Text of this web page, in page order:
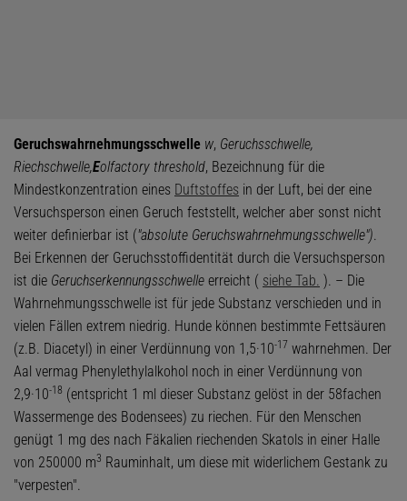
Geruchswahrnehmungsschwelle w, Geruchsschwelle,
Riechschwelle,Eolfactory threshold, Bezeichnung für die
Mindestkonzentration eines Duftstoffes in der Luft, bei der eine
Versuchsperson einen Geruch feststellt, welcher aber sonst nicht
weiter definierbar ist ("absolute Geruchswahrnehmungsschwelle").
Bei Erkennen der Geruchsstoffidentität durch die Versuchsperson
ist die Geruchserkennungsschwelle erreicht ( siehe Tab. ). – Die
Wahrnehmungsschwelle ist für jede Substanz verschieden und in
vielen Fällen extrem niedrig. Hunde können bestimmte Fettsäuren
(z.B. Diacetyl) in einer Verdünnung von 1,5·10-17 wahrnehmen. Der
Aal vermag Phenylethylalkohol noch in einer Verdünnung von
2,9·10-18 (entspricht 1 ml dieser Substanz gelöst in der 58fachen
Wassermenge des Bodensees) zu riechen. Für den Menschen
genügt 1 mg des nach Fäkalien riechenden Skatols in einer Halle
von 250000 m3 Rauminhalt, um diese mit widerlichem Gestank zu
"verpesten".